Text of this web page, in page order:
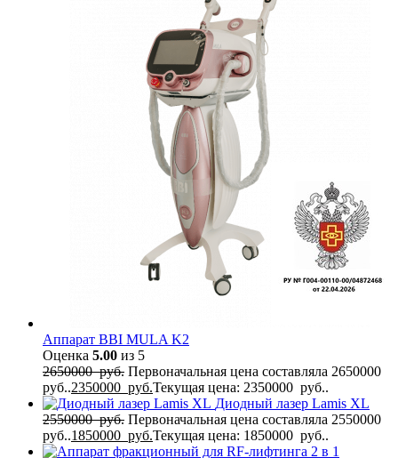
Аппарат BBI MULA K2
Оценка 5.00 из 5
2650000руб. Первоначальная цена составляла 2650000
руб..2350000 руб.Текущая цена: 2350000 руб..
Диодный лазер Lamis XL
2550000руб. Первоначальная цена составляла 2550000
руб..1850000 руб.Текущая цена: 1850000 руб..